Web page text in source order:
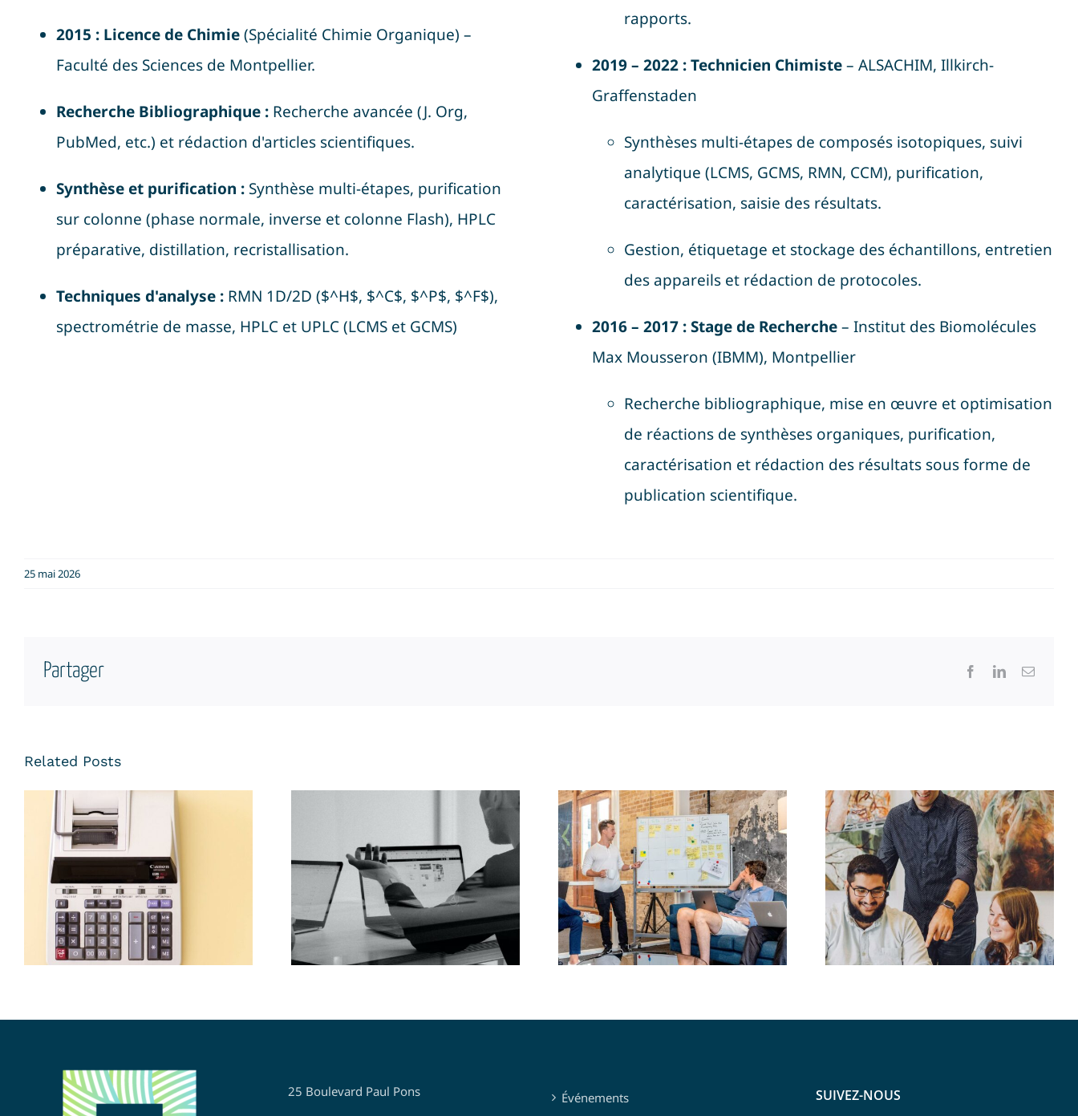
2015 : Licence de Chimie(Spécialité Chimie Organique) –
Faculté des Sciences de Montpellier.
Recherche Bibliographique :Recherche avancée (J. Org,
PubMed, etc.) et rédaction d'articles scientifiques.
Synthèse et purification :Synthèse multi-étapes, purification
sur colonne (phase normale, inverse et colonne Flash), HPLC
préparative, distillation, recristallisation.
Techniques d'analyse :RMN 1D/2D ($^H$, $^C$, $^P$, $^F$),
spectrométrie de masse, HPLC et UPLC (LCMS et GCMS)
rapports.
2019 – 2022 : Technicien Chimiste– ALSACHIM, Illkirch-
Graffenstaden
Synthèses multi-étapes de composés isotopiques, suivi
analytique (LCMS, GCMS, RMN, CCM), purification,
caractérisation, saisie des résultats.
Gestion, étiquetage et stockage des échantillons, entretien
des appareils et rédaction de protocoles.
2016 – 2017 : Stage de Recherche– Institut des Biomolécules
Max Mousseron (IBMM), Montpellier
Recherche bibliographique, mise en œuvre et optimisation
de réactions de synthèses organiques, purification,
caractérisation et rédaction des résultats sous forme de
publication scientifique.
25 mai 2026
Partager FacebookLinkedInEmail
Related Posts
Recherche un poste
d’Assistant Comptable
Recherche une Alternance
Data Science, Data
Analyse, Statistiques et
Optimisation
Recherche une Alternance
QHSE
Recherche un poste de
Chargée de mission
25 Boulevard Paul Pons
Événements SUIVEZ-NOUS